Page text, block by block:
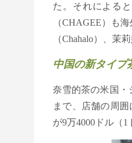
た。それによる
（CHAGEE）も
（Chahalo）、茉
中国の新タイプ
奈雪的茶の米国・
まで、店舗の周
が9万4000ドル（1